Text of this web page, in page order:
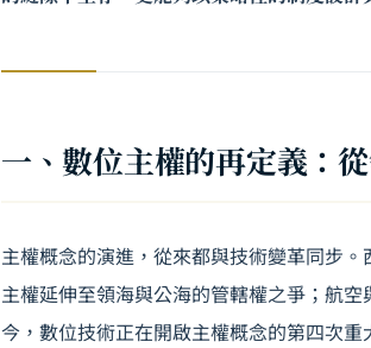
一、數位主權的再定義：
主權概念的演進，從來都與技術變革同步
主權延伸至領海與公海的管轄權之爭；航
今，數位技術正在開啟主權概念的第四次